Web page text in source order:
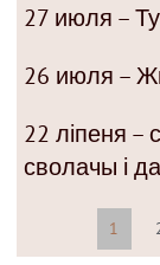
27 июля –
26 июля –
22 ліпеня
сволачы і
1